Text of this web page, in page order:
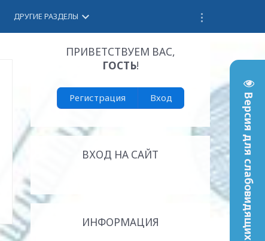
Версия для слабовидящих
ДРУГИЕ РАЗДЕЛЫ keyboard_arrow_down
ПРИВЕТСТВУЕМ ВАС,
ГОСТЬ!
Регистрация Вход
ВХОД НА САЙТ
ИНФОРМАЦИЯ